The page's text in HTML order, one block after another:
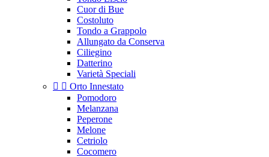
Cuor di Bue
Costoluto
Tondo a Grappolo
Allungato da Conserva
Ciliegino
Datterino
Varietà Speciali
  Orto Innestato
Pomodoro
Melanzana
Peperone
Melone
Cetriolo
Cocomero